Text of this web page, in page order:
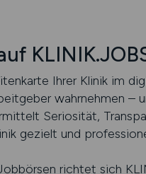
Ihrer Klinik im
wahrnehmen –
Seriosität,
gezielt und
richtet sich